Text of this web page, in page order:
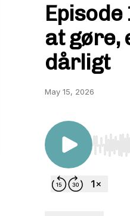
at gøre,
dårligt
May 15, 2026
Use